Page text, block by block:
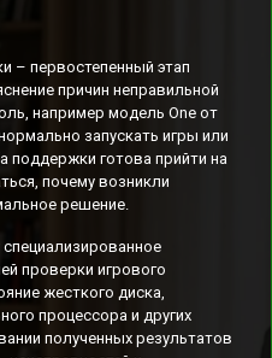
– первостепенный этап
причин неправильной
например модель One от
запускать игры или
готова прийти на
почему возникли
решение.
проверки игрового
жесткого диска,
процессора и других
полученных результатов